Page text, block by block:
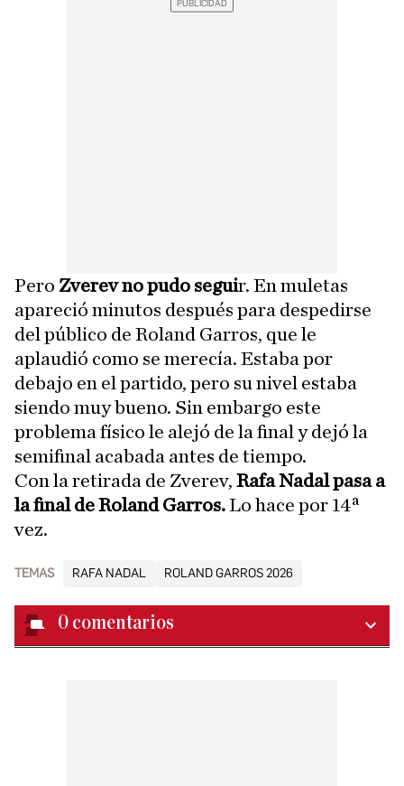
Pero Zverev no pudo seguir. En muletas
apareció minutos después para despedirse
del público de Roland Garros, que le
aplaudió como se merecía. Estaba por
debajo en el partido, pero su nivel estaba
siendo muy bueno. Sin embargo este
problema físico le alejó de la final y dejó la
semifinal acabada antes de tiempo.
Con la retirada de Zverev, Rafa Nadal pasa a
la final de Roland Garros.Lo hace por 14ª
vez.
TEMAS RAFA NADAL ROLAND GARROS 2026
0 comentarios